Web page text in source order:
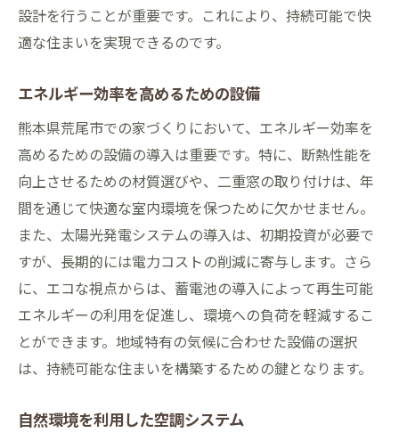
設計を行うことが重要です。これにより、持続可能で快
適な住まいを実現できるのです。
エネルギー効率を高めるための設備
熊本県荒尾市での家づくりにおいて、エネルギー効率を
高めるための設備の導入は重要です。特に、断熱性能を
向上させるための材質選びや、二重窓の取り付けは、年
間を通じて快適な室内環境を保つために欠かせません。
また、太陽光発電システムの導入は、初期投資が必要で
すが、長期的には電力コストの削減に寄与します。さら
に、エコな視点からは、蓄電池の導入によって再生可能
エネルギーの利用を促進し、環境への負荷を軽減するこ
とができます。地域特有の気候に合わせた設備の選択
は、持続可能な住まいを構築するための鍵となります。
自然環境を利用した空調システム